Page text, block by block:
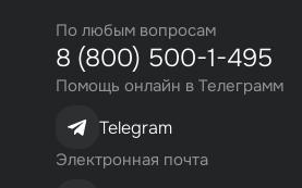
По любым вопросам
8 (800) 500-1-495
Помощь онлайн в Телеграмм
Telegram
Электронная почта